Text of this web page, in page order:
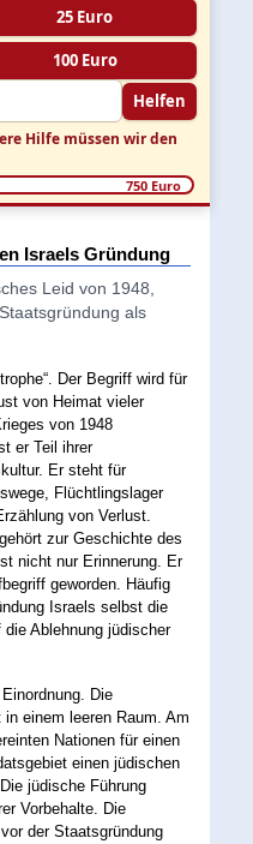
25 Euro
100 Euro
Helfen
Hilfe müssen wir den
750 Euro
Israels Gründung
Leid von 1948,
als
Der Begriff wird für
von Heimat vieler
von 1948
er Teil ihrer
Er steht für
Flüchtlingslager
von Verlust.
zur Geschichte des
nicht nur Erinnerung. Er
geworden. Häufig
Israels selbst die
Ablehnung jüdischer
Die
einem leeren Raum. Am
Nationen für einen
einen jüdischen
jüdische Führung
Vorbehalte. Die
der Staatsgründung